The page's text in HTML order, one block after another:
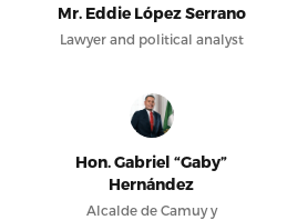
Mr. Eddie López Serrano
Lawyer and political analyst
Hon. Gabriel “Gaby”
Hernández
Alcalde de Camuy y